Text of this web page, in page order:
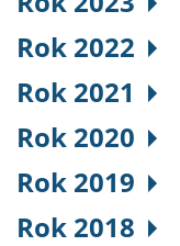
Rok 2022
Rok 2021
Rok 2020
Rok 2019
Rok 2018